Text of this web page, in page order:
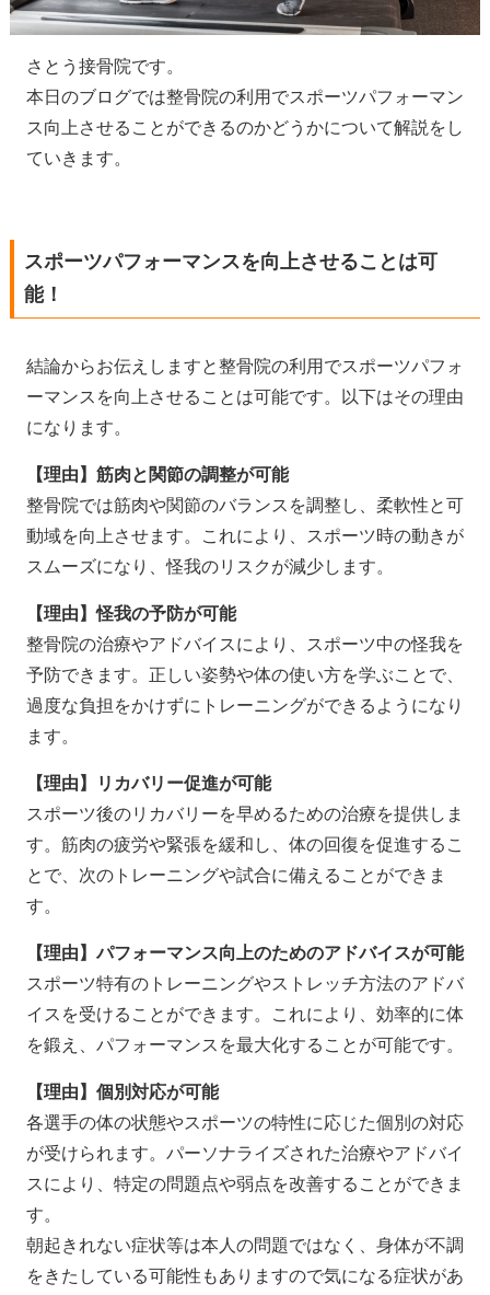
さとう接骨院です。
本日のブログでは整骨院の利用でスポーツパフォーマン
ス向上させることができるのかどうかについて解説をし
ていきます。
スポーツパフォーマンスを向上させることは可
能！
結論からお伝えしますと整骨院の利用でスポーツパフォ
ーマンスを向上させることは可能です。以下はその理由
になります。
【理由】筋肉と関節の調整が可能
整骨院では筋肉や関節のバランスを調整し、柔軟性と可
動域を向上させます。これにより、スポーツ時の動きが
スムーズになり、怪我のリスクが減少します。
【理由】怪我の予防が可能
整骨院の治療やアドバイスにより、スポーツ中の怪我を
予防できます。正しい姿勢や体の使い方を学ぶことで、
過度な負担をかけずにトレーニングができるようになり
ます。
【理由】リカバリー促進が可能
スポーツ後のリカバリーを早めるための治療を提供しま
す。筋肉の疲労や緊張を緩和し、体の回復を促進するこ
とで、次のトレーニングや試合に備えることができま
す。
【理由】パフォーマンス向上のためのアドバイスが可能
スポーツ特有のトレーニングやストレッチ方法のアドバ
イスを受けることができます。これにより、効率的に体
を鍛え、パフォーマンスを最大化することが可能です。
【理由】個別対応が可能
各選手の体の状態やスポーツの特性に応じた個別の対応
が受けられます。パーソナライズされた治療やアドバイ
スにより、特定の問題点や弱点を改善することができま
す。
朝起きれない症状等は本人の問題ではなく、身体が不調
をきたしている可能性もありますので気になる症状があ